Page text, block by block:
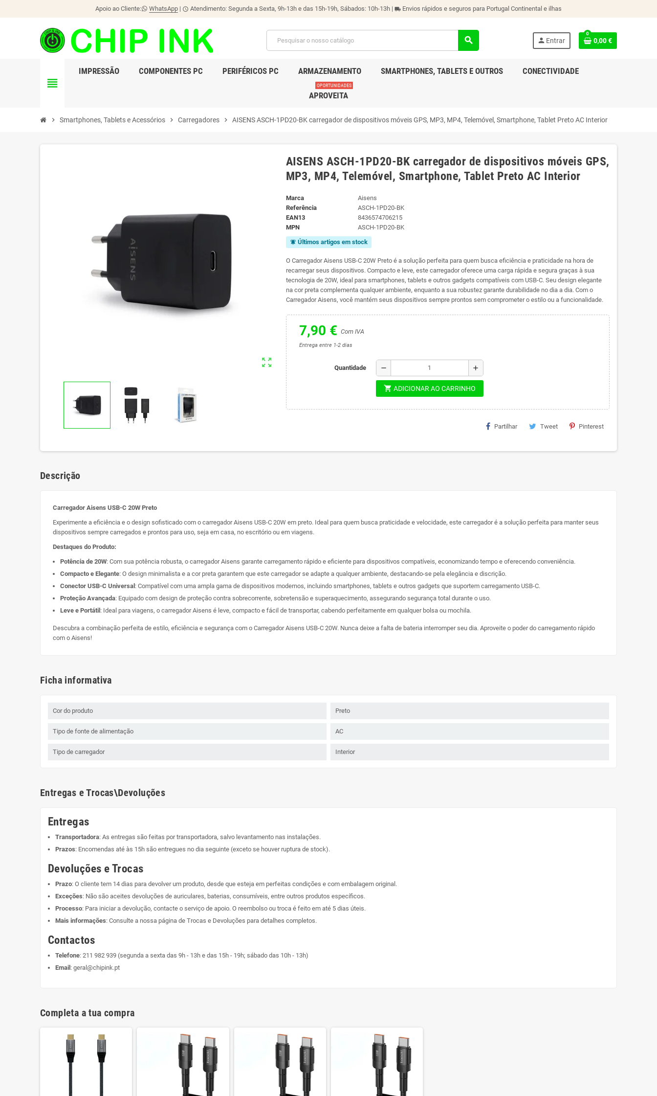
Apoio ao Cliente: WhatsApp | schedule Atendimento: Segunda a Sexta, 9h-13h e das 15h-19h, Sábados: 10h-13h | local_shipping Envios rápidos e seguros para Portugal Continental e ilhas
search person Entrar
0
0,00 €
view_headline
IMPRESSÃO COMPONENTES PC PERIFÉRICOS PC ARMAZENAMENTO SMARTPHONES, TABLETS E OUTROS CONECTIVIDADE
APROVEITA
OPORTUNIDADES
chevron_right Smartphones, Tablets e Acessórios chevron_right Carregadores chevron_right AISENS ASCH-1PD20-BK carregador de dispositivos móveis GPS, MP3, MP4, Telemóvel, Smartphone, Tablet Preto AC Interior
zoom_out_map
AISENS ASCH-1PD20-BK carregador de dispositivos móveis GPS,
MP3, MP4, Telemóvel, Smartphone, Tablet Preto AC Interior
Marca
Aisens
Referência
ASCH-1PD20-BK
EAN13
8436574706215
MPN
ASCH-1PD20-BK
notifications_active Últimos artigos em stock
O Carregador Aisens USB-C 20W Preto é a solução perfeita para quem busca eficiência e praticidade na hora de
recarregar seus dispositivos. Compacto e leve, este carregador oferece uma carga rápida e segura graças à sua
tecnologia de 20W, ideal para smartphones, tablets e outros gadgets compatíveis com USB-C. Seu design elegante
na cor preta complementa qualquer ambiente, enquanto a sua robustez garante durabilidade no dia a dia. Com o
Carregador Aisens, você mantém seus dispositivos sempre prontos sem comprometer o estilo ou a funcionalidade.
7,90 € Com IVA
Entrega entre 1-2 dias
Quantidade remove add
shopping_cart ADICIONAR AO CARRINHO
Partilhar Tweet Pinterest
Descrição
Carregador Aisens USB-C 20W Preto
Experimente a eficiência e o design sofisticado com o carregador Aisens USB-C 20W em preto. Ideal para quem busca praticidade e velocidade, este carregador é a solução perfeita para manter seus
dispositivos sempre carregados e prontos para uso, seja em casa, no escritório ou em viagens.
Destaques do Produto:
Potência de 20W: Com sua potência robusta, o carregador Aisens garante carregamento rápido e eficiente para dispositivos compatíveis, economizando tempo e oferecendo conveniência.
Compacto e Elegante: O design minimalista e a cor preta garantem que este carregador se adapte a qualquer ambiente, destacando-se pela elegância e discrição.
Conector USB-C Universal : Compatível com uma ampla gama de dispositivos modernos, incluindo smartphones, tablets e outros gadgets que suportem carregamento USB-C.
Proteção Avançada: Equipado com design de proteção contra sobrecorrente, sobretensão e superaquecimento, assegurando segurança total durante o uso.
Leve e Portátil : Ideal para viagens, o carregador Aisens é leve, compacto e fácil de transportar, cabendo perfeitamente em qualquer bolsa ou mochila.
Descubra a combinação perfeita de estilo, eficiência e segurança com o Carregador Aisens USB-C 20W. Nunca deixe a falta de bateria interromper seu dia. Aproveite o poder do carregamento rápido
com o Aisens!
Ficha informativa
Cor do produto Preto
Tipo de fonte de alimentação AC
Tipo de carregador Interior
Entregas e Trocas\Devoluções
Entregas
Transportadora: As entregas são feitas por transportadora, salvo levantamento nas instalações.
Prazos: Encomendas até às 15h são entregues no dia seguinte (exceto se houver ruptura de stock).
Devoluções e Trocas
Prazo: O cliente tem 14 dias para devolver um produto, desde que esteja em perfeitas condições e com embalagem original.
Exceções: Não são aceites devoluções de auriculares, baterias, consumíveis, entre outros produtos específicos.
Processo: Para iniciar a devolução, contacte o serviço de apoio. O reembolso ou troca é feito em até 5 dias úteis.
Mais informações: Consulte a nossa página de Trocas e Devoluções para detalhes completos.
Contactos
Telefone: 211 982 939 (segunda a sexta das 9h - 13h e das 15h - 19h; sábado das 10h - 13h)
Email : geral@chipink.pt
Completa a tua compra